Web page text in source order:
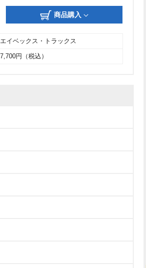
商品購入
エイベックス・トラックス
7,700円（税込）